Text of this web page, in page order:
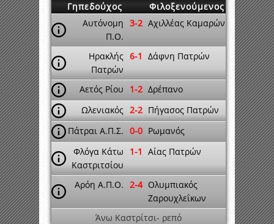
Γηπεδούχος
Φιλοξενούμενος
Αυτόνομη
Π.Ο.
3-2 Αχιλλέας Καμαρών
Ηρακλής
Πατρών
6-1 Δάφνη Πατρών
Αετός Ρίου 1-2 Δρέπανο
Ωλενιακός 2-2 Πήγασος Πατρών
Πάτραι Α.Π.Σ. 0-0 Ρωμανός
Φλόγα Κάτω
Καστριτσίου
1-1 Αίας Πατρών
Αρόη Α.Π.Ο. 2-4 Ολυμπιακός
Ζαρουχλεΐκων
Άνω Καστρίτσι- ρεπό